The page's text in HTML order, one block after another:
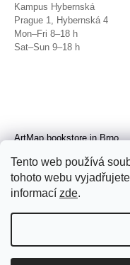
Tento web používá
tohoto webu
informací zde.
Kampus Hybernská
Prague 1, Hybernská 4
Mon–Fri 8–18 h
Sat–Sun 9–18 h
ArtMap bookstore in Brno
Brno, Radnická 4
Tue–Fri 11–19 h
Sat 14–19 h